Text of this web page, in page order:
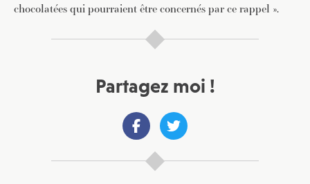
chocolatées qui pourraient être concernés par ce rappel ».
Partagez moi !